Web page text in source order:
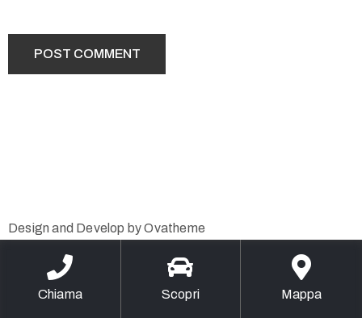
Design and Develop by Ovatheme
Chiama Scopri Mappa